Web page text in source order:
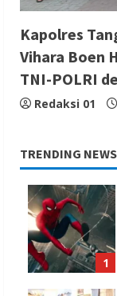
Kapolres
Vihara Boen
TNI-POLRI
Redaksi 01
TRENDING NEWS
1